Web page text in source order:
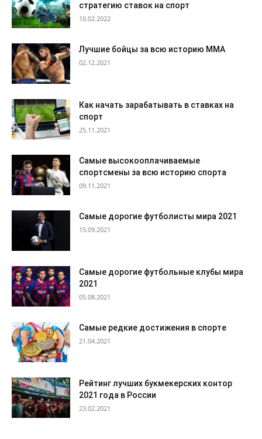
стратегию ставок на спорт
10.02.2022
Лучшие бойцы за всю историю ММА
02.12.2021
Как начать зарабатывать в ставках на
спорт
25.11.2021
Самые высокооплачиваемые
спортсмены за всю историю спорта
09.11.2021
Cамые дорогие футболисты мира 2021
15.09.2021
Самые дорогие футбольные клубы мира
2021
05.08.2021
Самые редкие достижения в спорте
21.04.2021
Рейтинг лучших букмекерских контор
2021 года в России
23.02.2021